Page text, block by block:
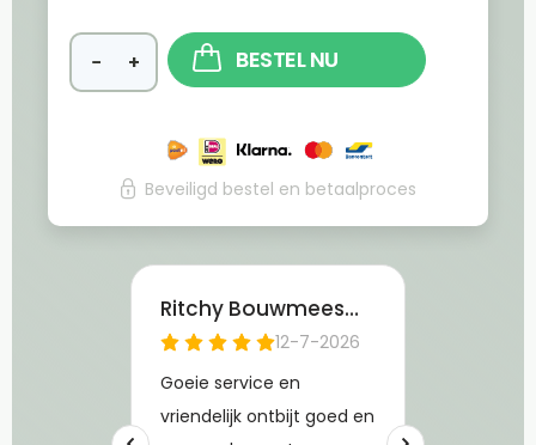
− + BESTEL NU
Beveiligd bestel en betaalproces